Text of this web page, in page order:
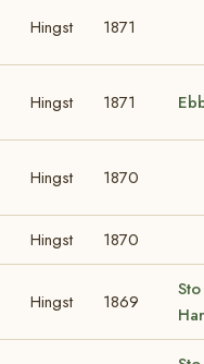
Hingst 1871
Hingst 1871
Hingst 1870
Hingst 1870
Hingst 1869